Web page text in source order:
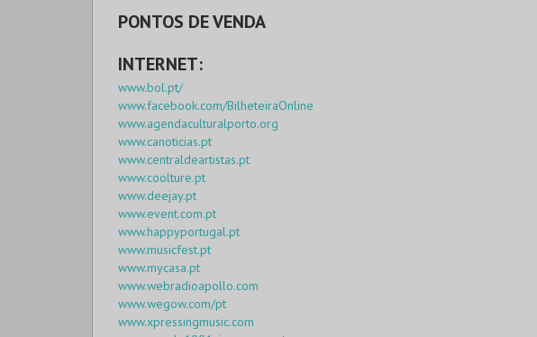
PONTOS DE VENDA
INTERNET:
www.bol.pt/
www.facebook.com/BilheteiraOnline
www.agendaculturalporto.org
www.canoticias.pt
www.centraldeartistas.pt
www.coolture.pt
www.deejay.pt
www.event.com.pt
www.happyportugal.pt
www.musicfest.pt
www.mycasa.pt
www.webradioapollo.com
www.wegow.com/pt
www.xpressingmusic.com